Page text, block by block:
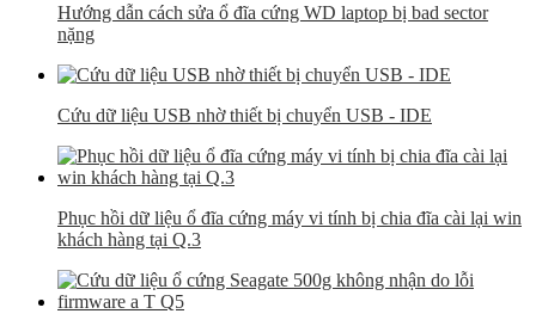
Hướng dẫn cách sửa ổ đĩa cứng WD laptop bị bad sector
nặng
Cứu dữ liệu USB nhờ thiết bị chuyển USB - IDE
Phục hồi dữ liệu ổ đĩa cứng máy vi tính bị chia đĩa cài lại win
khách hàng tại Q.3